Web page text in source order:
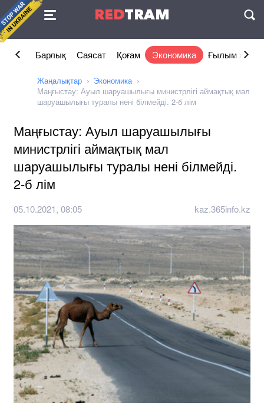
REDTRAM
Келісімі
Барлық Саясат Қоғам Экономика Ғылым және
Жаңалықтар
Экономика
Маңғыстау: Ауыл шаруашылығы министрлігі аймақтық мал
шаруашылығы туралы нені білмейді. 2-б лім
Маңғыстау: Ауыл шаруашылығы
министрлігі аймақтық мал
шаруашылығы туралы нені білмейді.
2-б лім
05.10.2021, 08:05 kaz.365info.kz